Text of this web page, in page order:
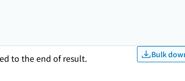
to the end of result. Bulk